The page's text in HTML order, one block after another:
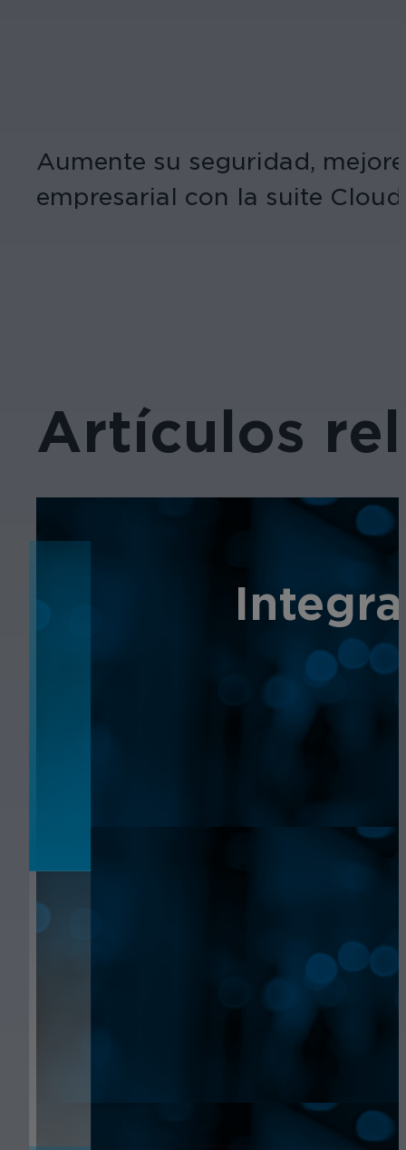
Aumente su seguridad,
empresarial con la suite
Artículos
NOTICIAS
NOTICIAS